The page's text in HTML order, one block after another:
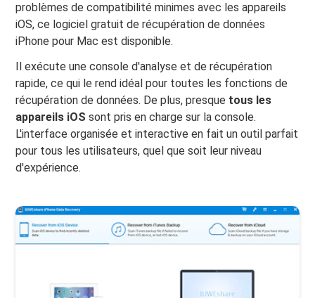
problèmes de compatibilité minimes avec les appareils
iOS, ce logiciel gratuit de récupération de données
iPhone pour Mac est disponible.
Il exécute une console d'analyse et de récupération
rapide, ce qui le rend idéal pour toutes les fonctions de
récupération de données. De plus, presque tous les
appareils iOS sont pris en charge sur la console.
L'interface organisée et interactive en fait un outil parfait
pour tous les utilisateurs, quel que soit leur niveau
d'expérience.